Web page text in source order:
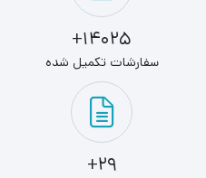
دست از ماوس رپو مدلRapoo
قابلیت تغییر اتصال بین
۳، ۴ و فرکانس ۲٫۴ گیگاهرتز این ماوس بدون قطعی و
تا با خاطری آسوده از ماوس
نمایید.
14025+
سفارشات تکمیل شده
29+